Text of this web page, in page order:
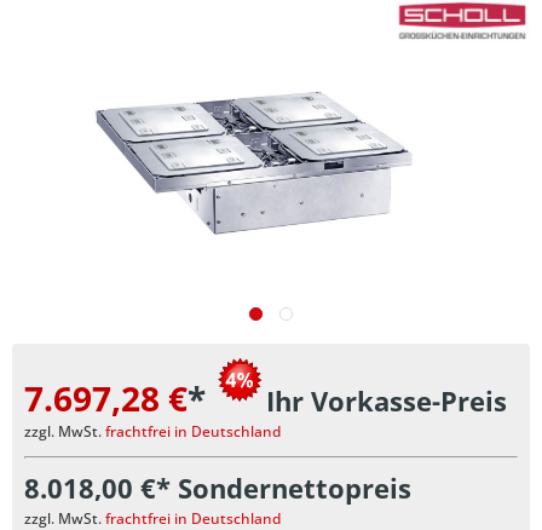
7.697,28 €* Ihr Vorkasse-Preis
zzgl. MwSt.frachtfrei in Deutschland
8.018,00 €* Sondernettopreis
zzgl. MwSt.frachtfrei in Deutschland